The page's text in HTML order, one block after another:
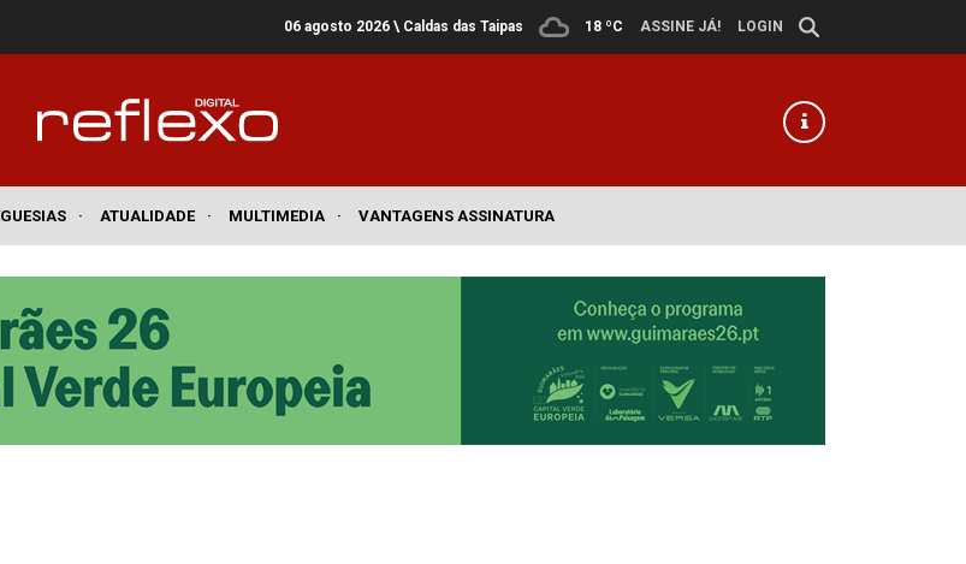
06 agosto 2026 \ Caldas das Taipas 18 ºC ASSINE JÁ! LOGIN
· ATUALIDADE · MULTIMEDIA · VANTAGENS ASSINATURA